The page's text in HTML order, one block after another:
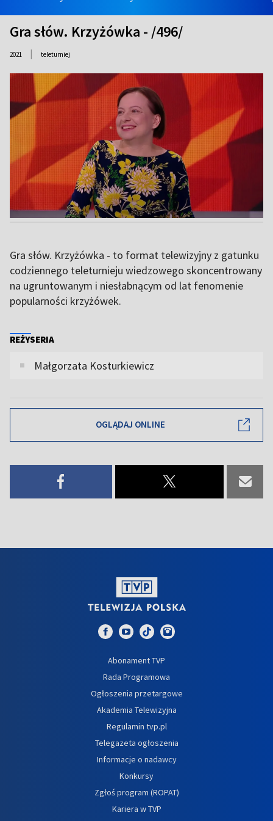
Gra słów. Krzyżówka - /496/
2021 | teleturniej
Gra słów. Krzyżówka - to format telewizyjny z gatunku
codziennego teleturnieju wiedzowego skoncentrowany
na ugruntowanym i niesłabnącym od lat fenomenie
popularności krzyżówek.
REŻYSERIA
Małgorzata Kosturkiewicz
OGLĄDAJ ONLINE
Abonament TVP
Rada Programowa
Ogłoszenia przetargowe
Akademia Telewizyjna
Regulamin tvp.pl
Telegazeta ogłoszenia
Informacje o nadawcy
Konkursy
Zgłoś program (ROPAT)
Kariera w TVP